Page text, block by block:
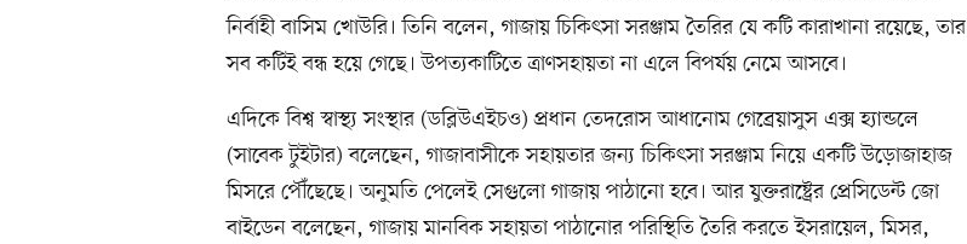
নির্বাহী বাসিম খোউরি। তিনি বলেন, গাজায় চিকিৎসা সরঞ্জাম তৈরির যে কটি কারাখানা রয়েছে, তার
সব কটিই বন্ধ হয়ে গেছে। উপত্যকাটিতে ত্রাণসহায়তা না এলে বিপর্যয় নেমে আসবে।
এদিকে বিশ্ব স্বাস্থ্য সংস্থার (ডব্লিউএইচও) প্রধান তেদরোস আধানোম গেব্রেয়াসুস এক্স হ্যান্ডলে
(সাবেক টুইটার) বলেছেন, গাজাবাসীকে সহায়তার জন্য চিকিৎসা সরঞ্জাম নিয়ে একটি উড়োজাহাজ
মিসরে পৌঁছেছে। অনুমতি পেলেই সেগুলো গাজায় পাঠানো হবে। আর যুক্তরাষ্ট্রের প্রেসিডেন্ট জো
বাইডেন বলেছেন, গাজায় মানবিক সহায়তা পাঠানোর পরিস্থিতি তৈরি করতে ইসরায়েল, মিসর,